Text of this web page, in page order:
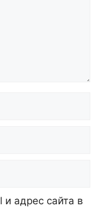
адрес сайта в